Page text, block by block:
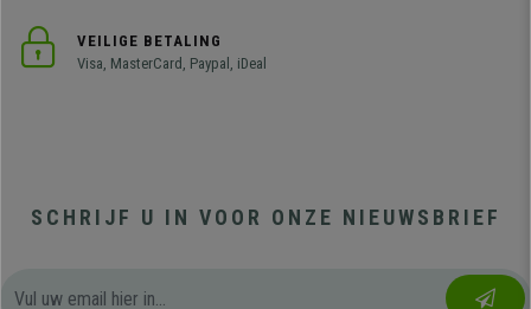
VEILIGE BETALING
Visa, MasterCard, Paypal, iDeal
SCHRIJF U IN VOOR ONZE NIEUWSBRIEF